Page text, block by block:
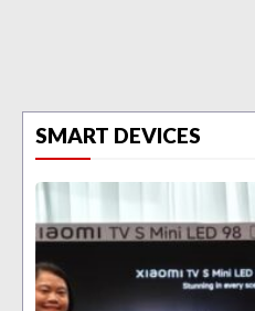
SMART DEVICES